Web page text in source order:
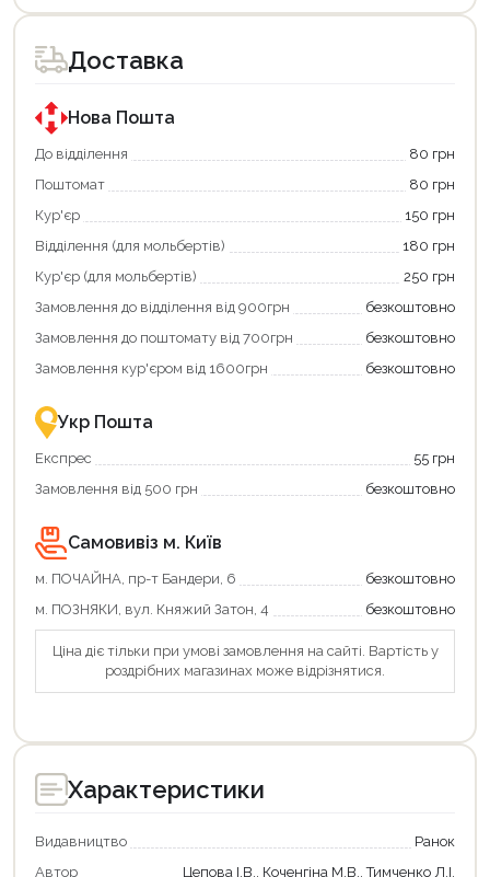
товар
для
покупки
державною
програмою
єКнига.
Використовуйте
карту
щоб
зекономити
та
отримати
переваги!
картою
єКнига
–
зручно
та
товар
для
покупки
державною
програмою
«Національний
кешбек».
покупку
«Національний
кешбек»
та
отримуйте
повернення
Економте
більше
разом
державною
підтримкою!
Доставка
Нова Пошта
До відділення
80 грн
Поштомат
80 грн
Кур'єр
150 грн
Відділення (для мольбертів)
180 грн
Кур'єр (для мольбертів)
250 грн
Замовлення до відділення від 900грн
безкоштовно
Замовлення до поштомату від 700грн
безкоштовно
Замовлення кур'єром від 1600грн
безкоштовно
Укр Пошта
Експрес
55 грн
Замовлення від 500 грн
безкоштовно
Самовивіз м. Київ
м. ПОЧАЙНА, пр-т Бандери, 6
безкоштовно
м. ПОЗНЯКИ, вул. Княжий Затон, 4
безкоштовно
Ціна діє тільки при умові замовлення на сайті. Вартість у
роздрібних магазинах може відрізнятися.
Характеристики
Видавництво
Ранок
Автор
Цепова І.В., Коченгіна М.В., Тимченко Л.І.